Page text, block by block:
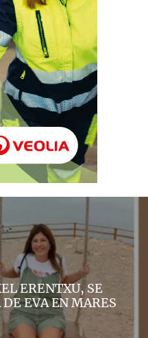
ERENTXU, SE
EVA EN MARES